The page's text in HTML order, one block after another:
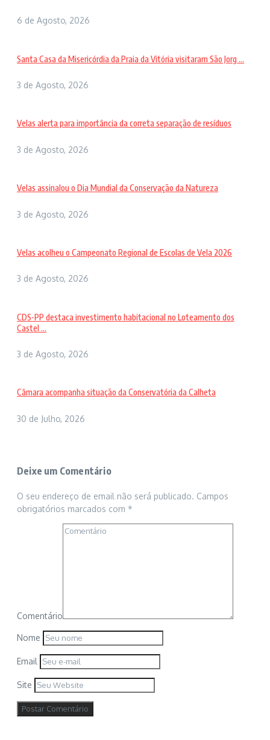
6 de Agosto, 2026
Santa Casa da Misericórdia da Praia da Vitória visitaram São Jorg ...
3 de Agosto, 2026
Velas alerta para importância da correta separação de resíduos
3 de Agosto, 2026
Velas assinalou o Dia Mundial da Conservação da Natureza
3 de Agosto, 2026
Velas acolheu o Campeonato Regional de Escolas de Vela 2026
3 de Agosto, 2026
CDS-PP destaca investimento habitacional no Loteamento dos
Castel ...
3 de Agosto, 2026
Câmara acompanha situação da Conservatória da Calheta
30 de Julho, 2026
Deixe um Comentário
O seu endereço de email não será publicado. Campos
obrigatórios marcados com *
Comentário
Nome
Email
Site